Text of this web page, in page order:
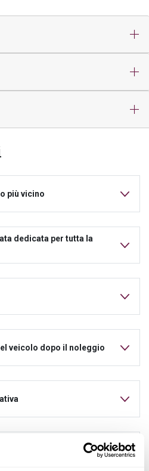
più vicino
dedicata per tutta la
veicolo dopo il noleggio
straordinaria